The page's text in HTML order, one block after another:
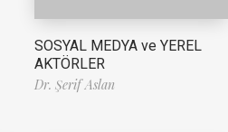
SOSYAL MEDYA ve YEREL
AKTÖRLER
Dr. Şerif Aslan